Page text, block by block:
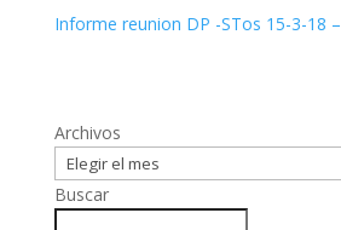
Informe reunion DP -STos 15-3-18 –
Archivos
Buscar